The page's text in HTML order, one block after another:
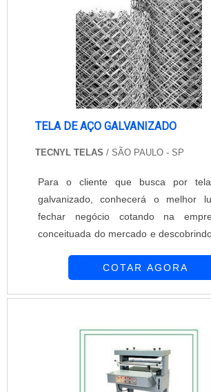
TELA DE AÇO GALVANIZADO
TECNYL TELAS / SÃO PAULO - SP
Para o cliente que busca por
galvanizado, conhecerá o melhor
fechar negócio cotando na
conceituada do mercado e
que o produto deve ser adquirido com
substituições frequentes de produtos
cumprem com suas funções
Assim, é possível poupar
desnecessários.UM POUCO MAIS
COTAR AGORA